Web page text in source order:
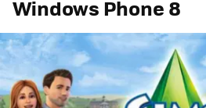
Windows Phone 8